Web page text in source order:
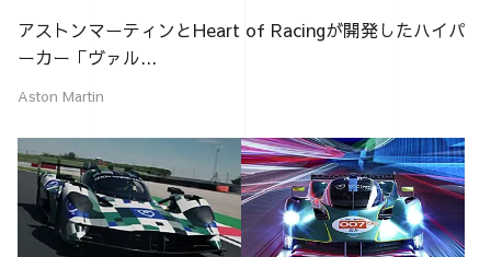
アストンマーティンとHeart of Racingが開発したハイパ
ーカー「ヴァル...
Aston Martin